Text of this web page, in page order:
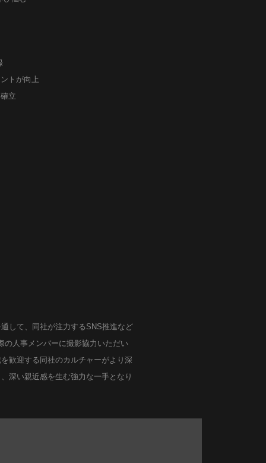
トが向上
立
して、同社が注力するSNS推進など
の人事メンバーに撮影協力いただい
歓迎する同社のカルチャーがより深
深い親近感を生む強力な一手となり